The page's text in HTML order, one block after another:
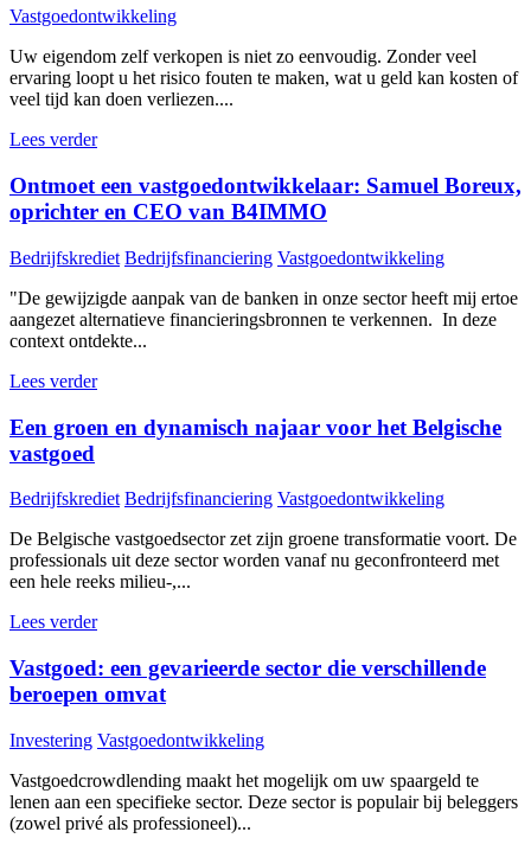
Vastgoedontwikkeling
Uw eigendom zelf verkopen is niet zo eenvoudig. Zonder veel
ervaring loopt u het risico fouten te maken, wat u geld kan kosten of
veel tijd kan doen verliezen....
Lees verder
Ontmoet een vastgoedontwikkelaar: Samuel Boreux,
oprichter en CEO van B4IMMO
Bedrijfskrediet Bedrijfsfinanciering Vastgoedontwikkeling
"De gewijzigde aanpak van de banken in onze sector heeft mij ertoe
aangezet alternatieve financieringsbronnen te verkennen. In deze
context ontdekte...
Lees verder
Een groen en dynamisch najaar voor het Belgische
vastgoed
Bedrijfskrediet Bedrijfsfinanciering Vastgoedontwikkeling
De Belgische vastgoedsector zet zijn groene transformatie voort. De
professionals uit deze sector worden vanaf nu geconfronteerd met
een hele reeks milieu-,...
Lees verder
Vastgoed: een gevarieerde sector die verschillende
beroepen omvat
Investering Vastgoedontwikkeling
Vastgoedcrowdlending maakt het mogelijk om uw spaargeld te
lenen aan een specifieke sector. Deze sector is populair bij beleggers
(zowel privé als professioneel)...